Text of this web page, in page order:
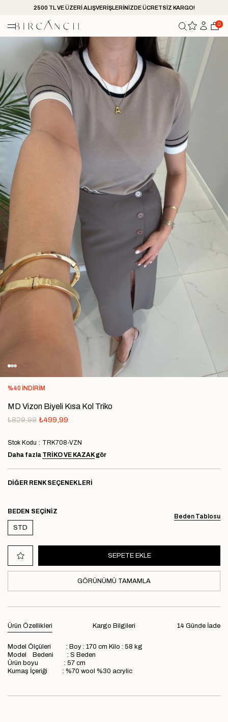
2500 TL VE ÜZERİ ALIŞVERİŞLERİNİZDE ÜCRETSİZ KARGO!
0
%40 İNDIRIM
MD Vizon Biyeli Kısa Kol Triko
₺829,99 ₺499,99
Stok Kodu
TRK708-VZN
Daha fazla TRIKO VE KAZAKgör
DIĞER RENK SEÇENEKLERI
Beden Tablosu
BEDEN
STD
GÖRÜNÜMÜ TAMAMLA
Ürün Özellikleri 14 Günde İade
Kargo Bilgileri
Model Ölçüleri : Boy : 170 cm Kilo : 58 kg
Model Bedeni : S Beden
Ürün boyu : 57 cm
Kumaş İçeriği : %70 wool %30 acrylic